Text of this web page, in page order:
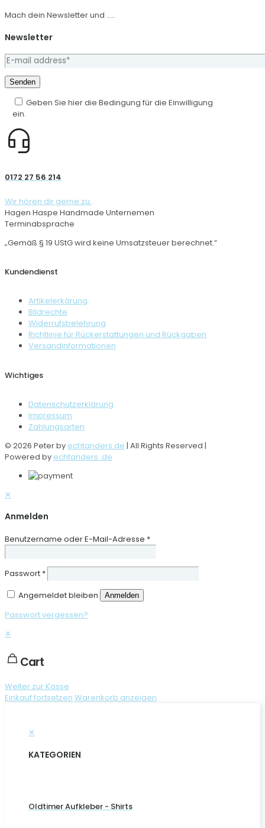
Mach dein Newsletter und .....
Newsletter
Geben Sie hier die Bedingung für die Einwilligung
ein.
0172 27 56 214
Wir hören dir gerne zu.
Hagen Haspe Handmade Unternemen
Terminabsprache
„Gemäß § 19 UStG wird keine Umsatzsteuer berechnet.“
Kundendienst
Artikelerkärung
Bildrechte
Widerrufsbelehrung
Richtlinie für Rückerstattungen und Rückgaben
Versandinformationen
Wichtiges
Datenschutzerklärung
Impressum
Zahlungsarten
© 2026 Peter by echtanders.de | All Rights Reserved |
Powered by echtanders .de
✕
Anmelden
Benutzername oder E-Mail-Adresse *
Passwort *
Angemeldet bleiben
Anmelden
Passwort vergessen?
✕
Cart
Weiter zur Kasse
Einkauf fortsetzen Warenkorb anzeigen
✕
KATEGORIEN
Oldtimer Aufkleber - Shirts